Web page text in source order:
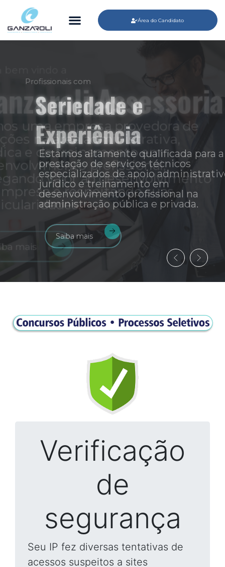
Área do Candidato
Profissionais com
Seriedade e
Experiência
Estamos altamente qualificada para a
prestação de serviços técnicos
especializados de apoio administrativo,
jurídico e treinamento em
desenvolvimento profissional na
administração pública e privada.
Saiba mais